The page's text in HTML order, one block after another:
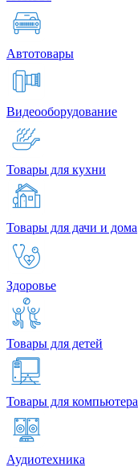
Автотовары
Видеооборудование
Товары для кухни
Товары для дачи и дома
Здоровье
Товары для детей
Товары для компьютера
Аудиотехника